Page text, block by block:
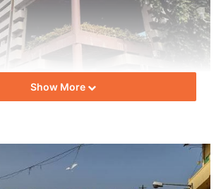
Show More